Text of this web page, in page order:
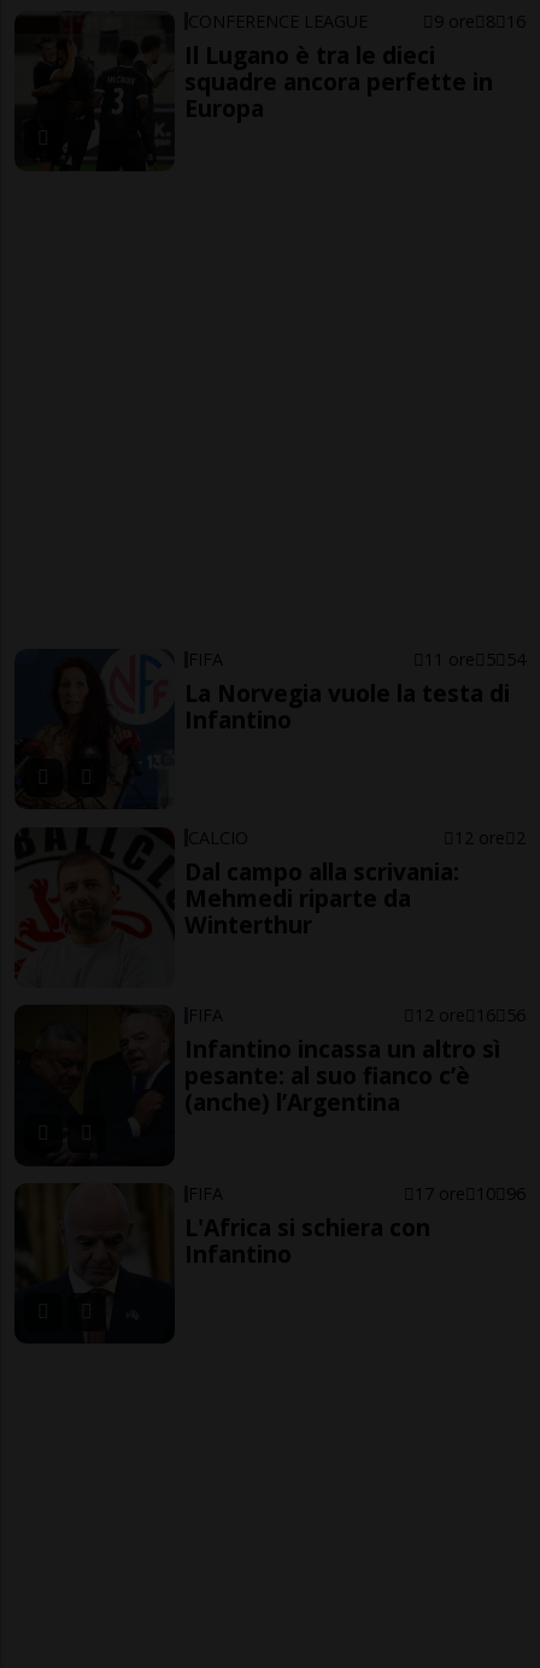
CONFERENCE LEAGUE 9 ore 8 16
Il Lugano è tra le dieci
squadre ancora perfette in
Europa
FIFA 11 ore 5 54
La Norvegia vuole la testa di
Infantino
CALCIO 12 ore 2
Dal campo alla scrivania:
Mehmedi riparte da
Winterthur
FIFA 12 ore 16 56
Infantino incassa un altro sì
pesante: al suo fianco c’è
(anche) l’Argentina
FIFA 17 ore 10 96
L'Africa si schiera con
Infantino